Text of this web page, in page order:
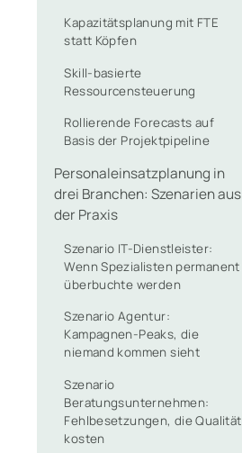
Kapazitätsplanung mit FTE
statt Köpfen
Skill-basierte
Ressourcensteuerung
Rollierende Forecasts auf
Basis der Projektpipeline
Personaleinsatzplanung in
drei Branchen: Szenarien aus
der Praxis
Szenario IT-Dienstleister:
Wenn Spezialisten permanent
überbuchte werden
Szenario Agentur:
Kampagnen-Peaks, die
niemand kommen sieht
Szenario
Beratungsunternehmen:
Fehlbesetzungen, die Qualität
kosten